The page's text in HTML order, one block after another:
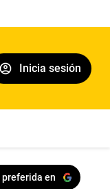
Inicia sesión
preferida en